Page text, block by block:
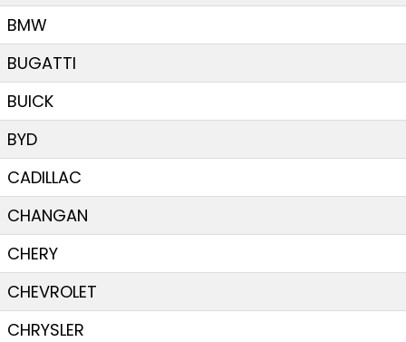
BMW
BUGATTI
BUICK
BYD
CADILLAC
CHANGAN
CHERY
CHEVROLET
CHRYSLER